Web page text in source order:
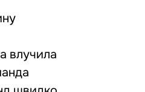
влучила